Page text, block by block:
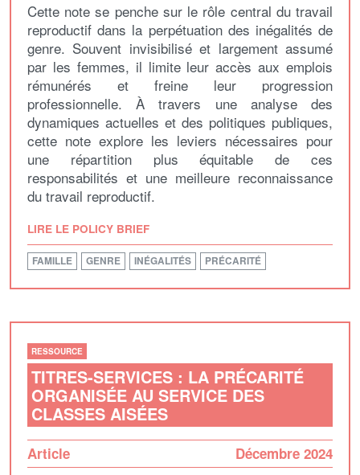
Cette note se penche sur le rôle central du travail
reproductif dans la perpétuation des inégalités de
genre. Souvent invisibilisé et largement assumé
par les femmes, il limite leur accès aux emplois
rémunérés et freine leur progression
professionnelle. À travers une analyse des
dynamiques actuelles et des politiques publiques,
cette note explore les leviers nécessaires pour
une répartition plus équitable de ces
responsabilités et une meilleure reconnaissance
du travail reproductif.
LIRE LE POLICY BRIEF
FAMILLE GENRE INÉGALITÉS PRÉCARITÉ
RESSOURCE
TITRES-SERVICES : LA PRÉCARITÉ
ORGANISÉE AU SERVICE DES
CLASSES AISÉES
Article Décembre 2024